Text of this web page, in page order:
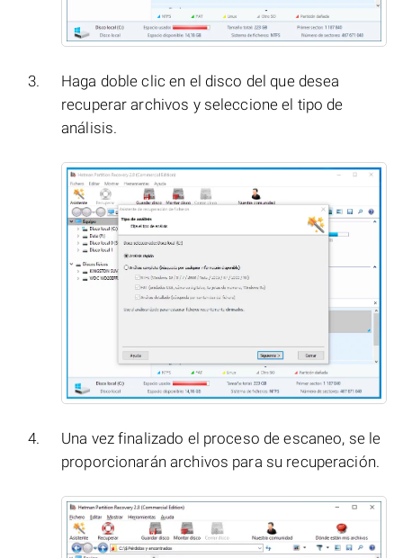
Haga doble clic en el disco del que desea
recuperar archivos y seleccione el tipo de
análisis.
Una vez finalizado el proceso de escaneo, se le
proporcionarán archivos para su recuperación.